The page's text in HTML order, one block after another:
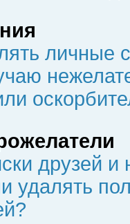
личные
друзей
удалять